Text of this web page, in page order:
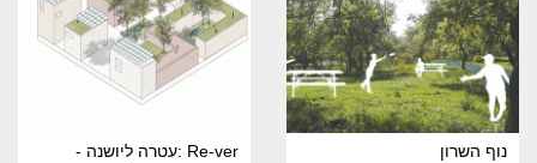
נוף השרון
Re-ver :עטרה ליושנה -